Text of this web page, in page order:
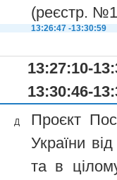
(реєстр.
13:26:47 -13:30:59
13:27:10-
13:30:46-
Д
Проєкт
України
та в